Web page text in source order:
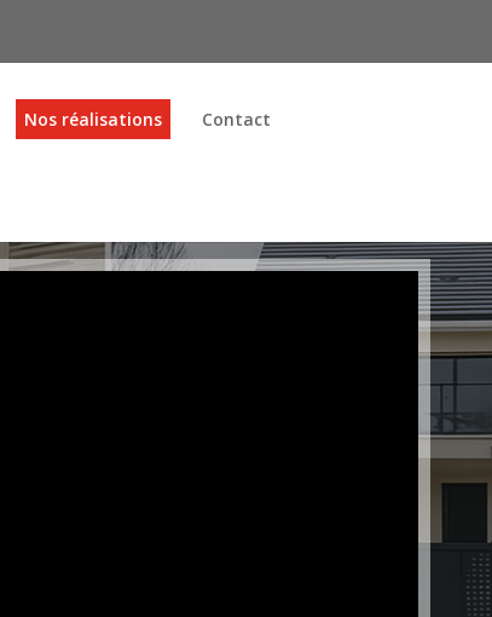
Nos réalisations Contact